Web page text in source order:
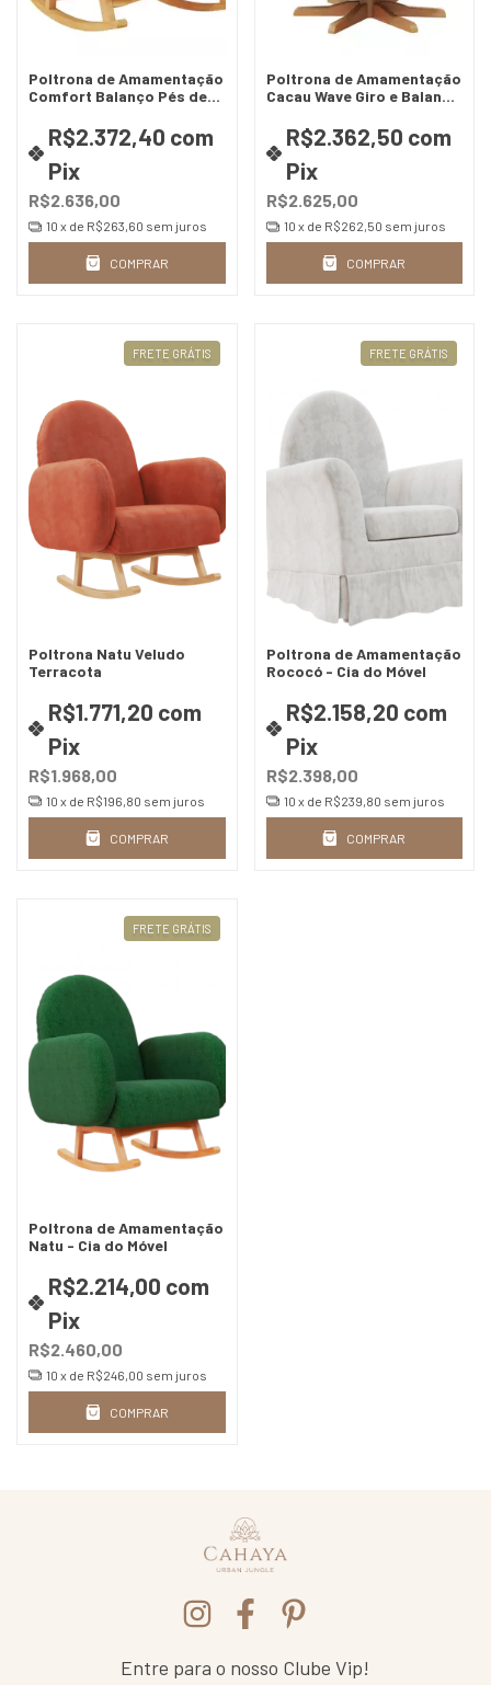
Poltrona de Amamentação
Comfort Balanço Pés de
R$2.636,00
R$2.372,40 com
Pix
10 x de R$263,60 sem juros
COMPRAR
Poltrona de Amamentação
Cacau Wave Giro e Balanço
R$2.625,00
R$2.362,50 com
Pix
10 x de R$262,50 sem juros
COMPRAR
FRETE GRÁTIS
Poltrona Natu Veludo
Terracota
R$1.968,00
R$1.771,20 com
Pix
10 x de R$196,80 sem juros
COMPRAR
FRETE GRÁTIS
Poltrona de Amamentação
Rococó - Cia do Móvel
R$2.398,00
R$2.158,20 com
Pix
10 x de R$239,80 sem juros
COMPRAR
FRETE GRÁTIS
Poltrona de Amamentação
Natu - Cia do Móvel
R$2.460,00
R$2.214,00 com
Pix
10 x de R$246,00 sem juros
COMPRAR
Entre para o nosso Clube Vip!